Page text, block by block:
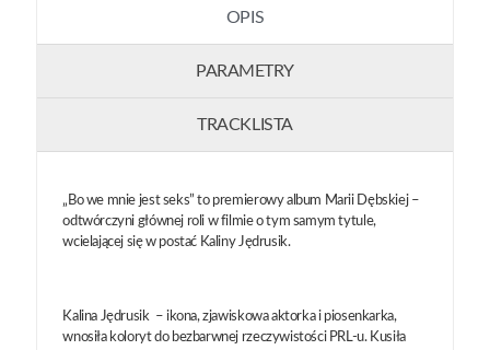
OPIS
PARAMETRY
TRACKLISTA
„Bo we mnie jest seks” to premierowy album Marii Dębskiej –
odtwórczyni głównej roli w filmie o tym samym tytule,
wcielającej się w postać Kaliny Jędrusik.
Kalina Jędrusik – ikona, zjawiskowa aktorka i piosenkarka,
wnosiła koloryt do bezbarwnej rzeczywistości PRL-u. Kusiła